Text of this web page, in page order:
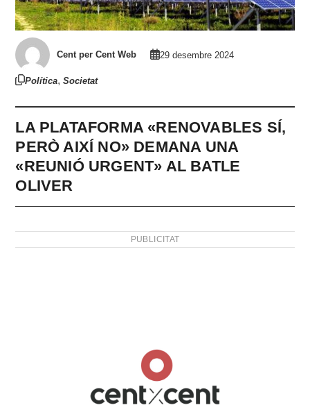
Cent per Cent Web 29 desembre 2024
Política,Societat
LA PLATAFORMA «RENOVABLES SÍ,
PERÒ AIXÍ NO» DEMANA UNA
«REUNIÓ URGENT» AL BATLE
OLIVER
PUBLICITAT